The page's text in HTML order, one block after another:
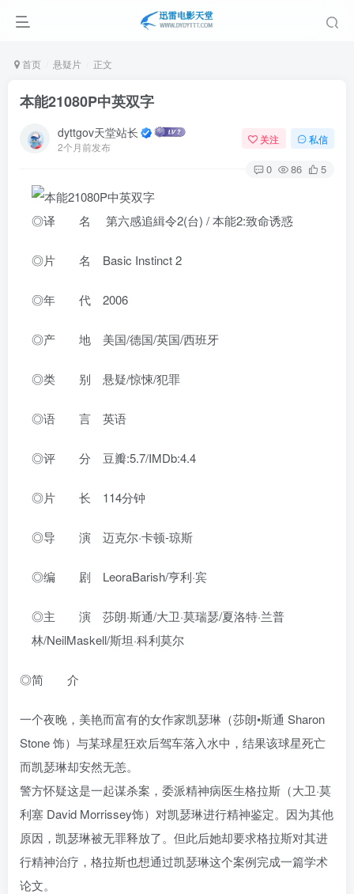
首页 悬疑片 正文
本能21080P中英双字
dyttgov天堂站长
2个月前发布
关注 私信
0 86 5
◎译 名 第六感追緝令2(台) / 本能2:致命诱惑
◎片 名 Basic Instinct 2
◎年 代 2006
◎产 地 美国/德国/英国/西班牙
◎类 别 悬疑/惊悚/犯罪
◎语 言 英语
◎评 分 豆瓣:5.7/IMDb:4.4
◎片 长 114分钟
◎导 演 迈克尔·卡顿-琼斯
◎编 剧 LeoraBarish/亨利·宾
◎主 演 莎朗·斯通/大卫·莫瑞瑟/夏洛特·兰普
林/NeilMaskell/斯坦·科利莫尔
◎简 介
一个夜晚，美艳而富有的女作家凯瑟琳（莎朗•斯通 Sharon
Stone 饰）与某球星狂欢后驾车落入水中，结果该球星死亡
而凯瑟琳却安然无恙。
警方怀疑这是一起谋杀案，委派精神病医生格拉斯（大卫·莫
利塞 David Morrissey饰）对凯瑟琳进行精神鉴定。因为其他
原因，凯瑟琳被无罪释放了。但此后她却要求格拉斯对其进
行精神治疗，格拉斯也想通过凯瑟琳这个案例完成一篇学术
论文。